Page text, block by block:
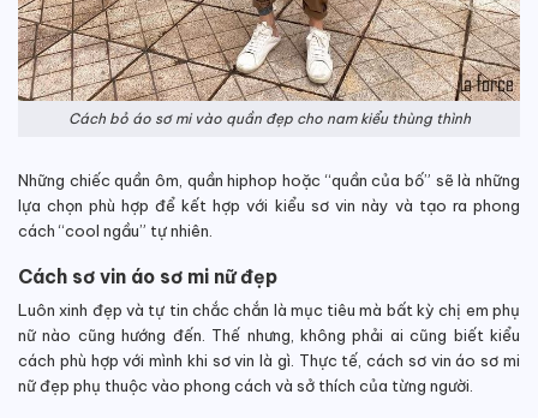
Cách bỏ áo sơ mi vào quần đẹp cho nam kiểu thùng thình
Những chiếc quần ôm, quần hiphop hoặc “quần của bố” sẽ là những
lựa chọn phù hợp để kết hợp với kiểu sơ vin này và tạo ra phong
cách “cool ngầu” tự nhiên.
Cách sơ vin áo sơ mi nữ đẹp
Luôn xinh đẹp và tự tin chắc chắn là mục tiêu mà bất kỳ chị em phụ
nữ nào cũng hướng đến. Thế nhưng, không phải ai cũng biết kiểu
cách phù hợp với mình khi sơ vin là gì. Thực tế, cách sơ vin áo sơ mi
nữ đẹp phụ thuộc vào phong cách và sở thích của từng người.